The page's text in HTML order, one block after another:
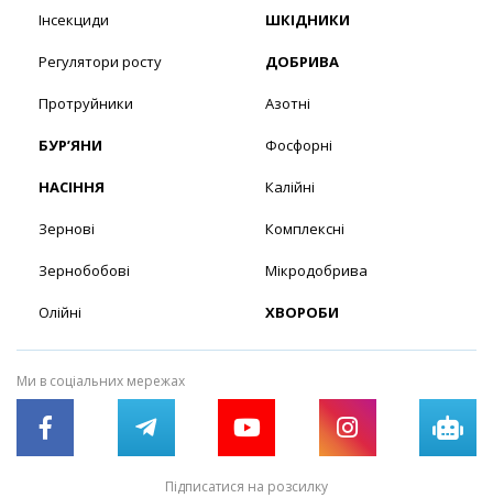
Інсекциди
Регулятори росту
Протруйники
БУР’ЯНИ
НАСІННЯ
Зернові
Зернобобові
Олійні
ШКІДНИКИ
ДОБРИВА
Азотні
Фосфорні
Калійні
Комплексні
Мікродобрива
ХВОРОБИ
Ми в соціальних мережах
Підписатися на розсилку